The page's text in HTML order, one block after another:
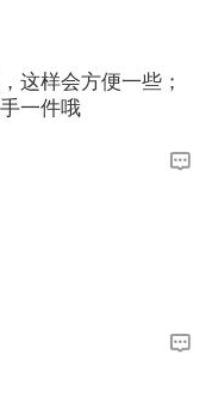
就是在北京直接购
心了~而且现在定
挺合适的~不管是
的商家，有时候都
这样会方便一些；
一件哦